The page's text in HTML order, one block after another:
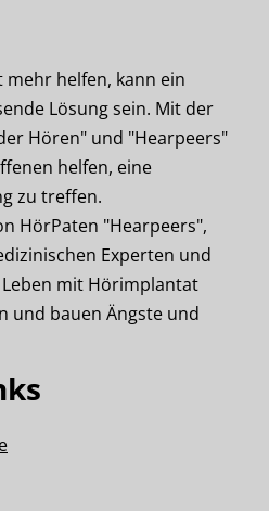
helfen, kann ein
Lösung sein. Mit der
Hören" und "Hearpeers"
helfen, eine
zu treffen.
HörPaten "Hearpeers",
Experten und
mit Hörimplantat
und bauen Ängste und